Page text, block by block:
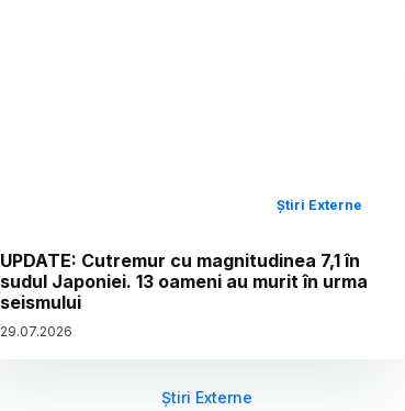
Știri Externe
UPDATE: Cutremur cu magnitudinea 7,1 în
sudul Japoniei. 13 oameni au murit în urma
seismului
29.07.2026
Știri Externe